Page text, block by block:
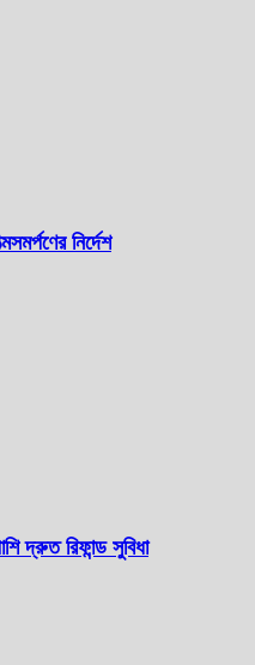
নির্দেশ
দ্রুত রিফান্ড সুবিধা